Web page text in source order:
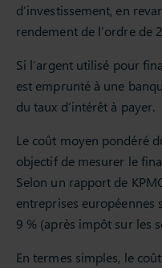
d’investissement, en
rendement de l’ordre de
Si l’argent utilisé pour
est emprunté à une
du taux d’intérêt à payer.
Le coût moyen pondéré
objectif de mesurer le
Selon un rapport de
entreprises européennes
9 % (après impôt sur les
En termes simples, le